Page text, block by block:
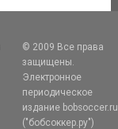
© 2009 Все права
защищены.
Электронное
периодическое
издание bobsoccer.ru
("бобсоккер.ру")